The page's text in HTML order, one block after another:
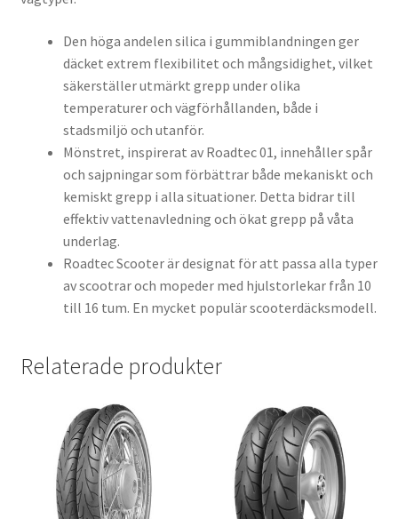
Den höga andelen silica i gummiblandningen ger
däcket extrem flexibilitet och mångsidighet, vilket
säkerställer utmärkt grepp under olika
temperaturer och vägförhållanden, både i
stadsmiljö och utanför.
Mönstret, inspirerat av Roadtec 01, innehåller spår
och sajpningar som förbättrar både mekaniskt och
kemiskt grepp i alla situationer. Detta bidrar till
effektiv vattenavledning och ökat grepp på våta
underlag.
Roadtec Scooter är designat för att passa alla typer
av scootrar och mopeder med hjulstorlekar från 10
till 16 tum. En mycket populär scooterdäcksmodell.
Relaterade produkter